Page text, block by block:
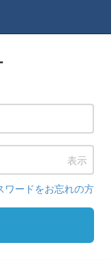
表示
ワードをお忘れの方